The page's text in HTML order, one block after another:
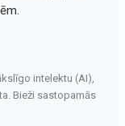
intelektu (AI),
Bieži sastopamās